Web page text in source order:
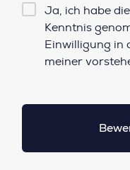
Checkbox
Datenschutz*
Ja, ich habe die
Kenntnis
Einwilligung in
meiner